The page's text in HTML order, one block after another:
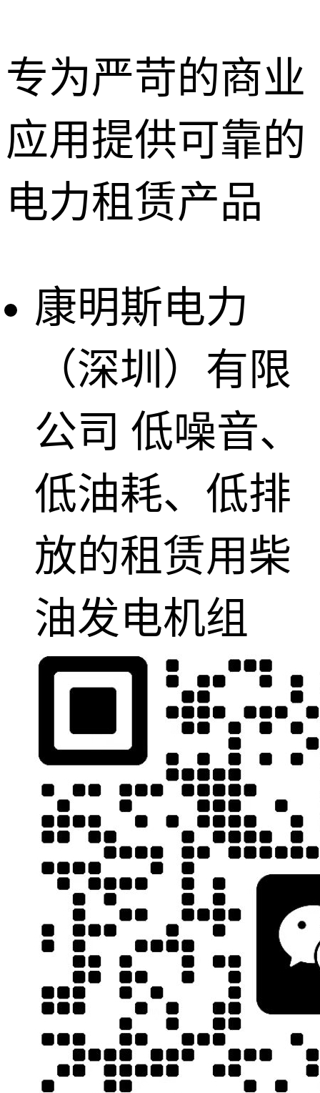
专为严苛的商业
应用提供可靠的
电力租赁产品
康明斯电力
（深圳）有限
公司 低噪音、
低油耗、低排
放的租赁用柴
油发电机组
深圳租赁服
惠州租赁服
务
东莞租赁服